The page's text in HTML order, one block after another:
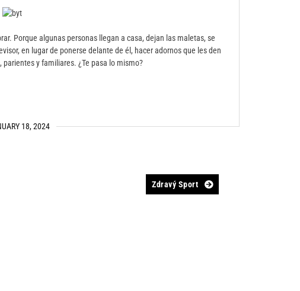
18, 2024
Porque algunas personas llegan a casa, dejan las maletas, se
en lugar de ponerse delante de él, hacer adornos que les den
y familiares. ¿Te pasa lo mismo?
Zdravý Sport